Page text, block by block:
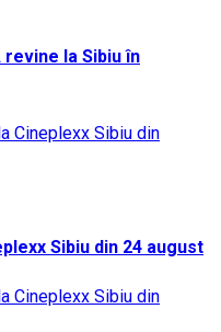
revine la Sibiu în
Sibiu din 24 august